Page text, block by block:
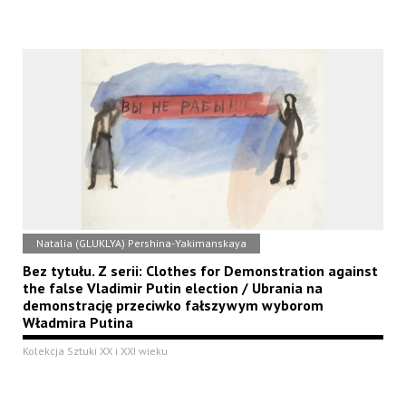
Natalia (GLUKLYA) Pershina-Yakimanskaya
Bez tytułu. Z serii: Clothes for Demonstration against
the false Vladimir Putin election / Ubrania na
demonstrację przeciwko fałszywym wyborom
Władmira Putina
Kolekcja Sztuki XX i XXI wieku